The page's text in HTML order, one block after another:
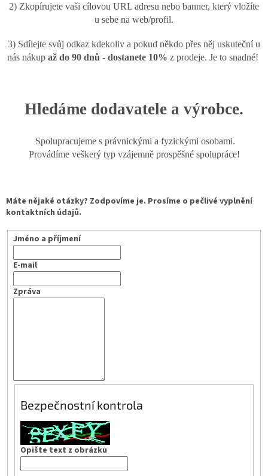
2) Zkopírujete vaši cílovou URL adresu nebo banner, který vložíte
u sebe na web/profil.
3) Sdílejte svůj odkaz kdekoliv a pokud někdo přes něj uskuteční u
nás nákup až do 90 dnů - dostanete 10% z prodeje. Je to snadné!
Hledáme dodavatele a výrobce.
Spolupracujeme s právnickými a fyzickými osobami.
Provádíme veškerý typ vzájemně prospěšné spolupráce!
Máte nějaké otázky? Zodpovíme je. Prosíme o pečlivé vyplnění
kontaktních údajů.
Jméno a příjmení
E-mail
Zpráva
Bezpečnostní kontrola
Opište text z obrázku